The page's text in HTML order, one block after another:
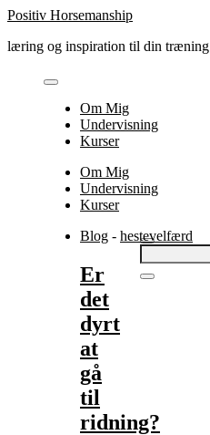
Skip
content
Positiv Horsemanship
læring og inspiration til din træning
Om Mig
Undervisning
Kurser
Om Mig
Undervisning
Kurser
Search
for:
Blog - hestevelfærd
Er
det
dyrt
at
gå
til
ridning?